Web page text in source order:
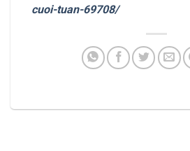
cuoi-tuan-69708/